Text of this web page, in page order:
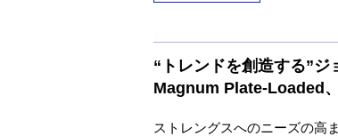
“トレンドを創造する”ジ
Magnum Plate-Loaded
ストレングスへのニーズの高